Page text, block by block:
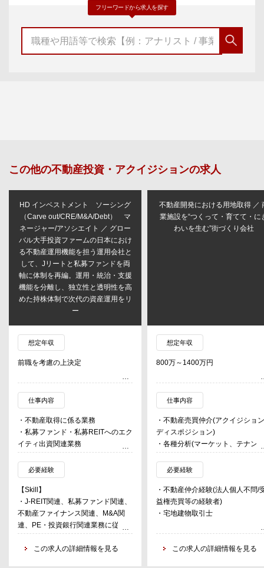
フリーワードから求人を探す
この他の不動産投資・アクイジションの求人
HD インベストメント ソーシング
（Carve out/CRE/M&A/Debt） マ
ネージャー/アソシエイト ／ グロー
バル大手投資ファームの日本におけ
る不動産運用機能を担う運用会社と
して、Jリートと私募ファンドを両
軸に体制を再編。運用・統治・支援
機能を分離し、独立性と透明性を高
めた持株体制で次代の資産運用をリ
ー
想定年収
前職を考慮の上決定
仕事内容
・不動産取得に係る業務
・私募ファンド・私募REITへのエク
イティ出資関連業務
・M&A、スポンサー及びスポンサー
の事業投資先とのコラボレーション
必要経験
【Skill】
・J-REIT関連、私募ファンド関連、
不動産ファイナンス関連、M&A関
連、PE・投資銀行関連業務に従事
した経験のある方
・会計税務法務知識を有している方
この求人の詳細情報を見る
不動産開発における用地取得 ／
業施設を“つくって・育てて・に
わいを生む”街づくり会社
想定年収
800万～1400万円
仕事内容
・不動産売買仲介(アクイジショ
ディスポジション)
・各種分析(マーケット、テナン
ト、財務等)や物件評価
・DD、ドキュメンテーション作
・顧客関係構築、ソーシング(案件
発掘)
・取得後のプロジェクトマネジメ
ト(事業推進)
の高度なスキルが習得できる。
必要経験
・不動産仲介経験(法人個人不問/
益権売買等の経験者)
・宅地建物取引士
この求人の詳細情報を見る